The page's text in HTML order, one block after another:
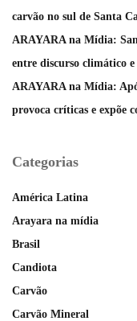
carvão no sul de Santa
ARAYARA na Mídia:
entre discurso climático
ARAYARA na Mídia:
provoca críticas e expõe
Categorias
América Latina
Arayara na mídia
Brasil
Candiota
Carvão
Carvão Mineral